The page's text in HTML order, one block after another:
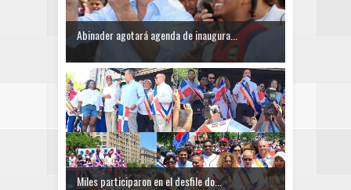
Abinader agotará agenda de inaugura...
Miles participaron en el desfile do...